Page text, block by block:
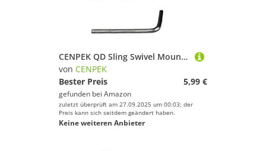
CENPEK QD Sling Swivel Mount 1,25 Zoll Quick Detachable Kit mit Quick Detach Push Button, Sling Mount Adapter und 360° Rotation Sling Swivel Base, für Rail Handguard
von CENPEK
Bester Preis
5,99 €
gefunden bei Amazon
zuletzt überprüft am 27.09.2025 um 00:03; der
Preis kann sich seitdem geändert haben.
Keine weiteren Anbieter